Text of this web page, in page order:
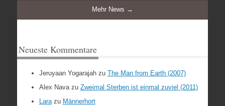
Mehr News →
Neueste Kommentare
Jeruyaan Yogarajahzu The Man from Earth (2007)
Alex Navazu Zweimal Sterben ist einmal zuviel (2011)
Larazu Männerhort